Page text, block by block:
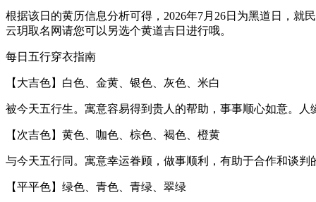
根据该日的黄历信息分析可得，2026年7月26日为黑道日，
云玥取名网请您可以另选个黄道吉日进行哦。
每日五行穿衣指南
【大吉色】白色、金黄、银色、灰色、米白
被今天五行生。寓意容易得到贵人的帮助，事事顺心如意。
【次吉色】黄色、咖色、棕色、褐色、橙黄
与今天五行同。寓意幸运眷顾，做事顺利，有助于合作和谈
【平平色】绿色、青色、青绿、翠绿